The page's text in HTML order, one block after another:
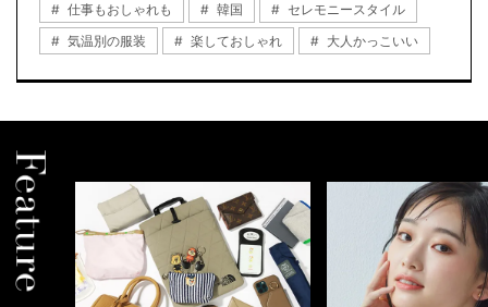
仕事もおしゃれも
韓国
セレモニースタイル
気温別の服装
楽しておしゃれ 大人かっこいい